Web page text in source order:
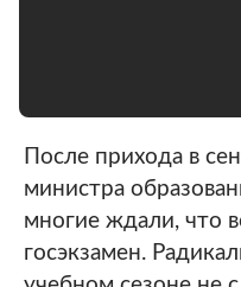
После прихода в
министра
многие ждали, что
госэкзамен.